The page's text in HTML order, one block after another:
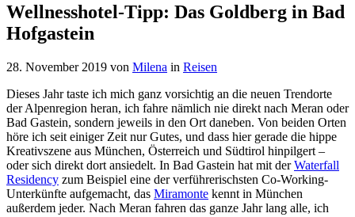
Wellnesshotel-Tipp: Das Goldberg in Bad
Hofgastein
28. November 2019 von Milena in Reisen
Dieses Jahr taste ich mich ganz vorsichtig an die neuen Trendorte
der Alpenregion heran, ich fahre nämlich nie direkt nach Meran oder
Bad Gastein, sondern jeweils in den Ort daneben. Von beiden Orten
höre ich seit einiger Zeit nur Gutes, und dass hier gerade die hippe
Kreativszene aus München, Österreich und Südtirol hinpilgert –
oder sich direkt dort ansiedelt. In Bad Gastein hat mit derWaterfall
Residency zum Beispiel eine der verführerischsten Co-Working-
Unterkünfte aufgemacht, das Miramonte kennt in München
außerdem jeder. Nach Meran fahren das ganze Jahr lang alle, ich